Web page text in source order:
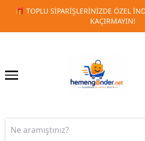
🚀 KURUMSAL
1 2